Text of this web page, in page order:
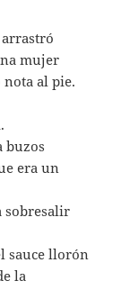
mujer
al pie.
buzos
era un
sobresalir
sauce llorón
la